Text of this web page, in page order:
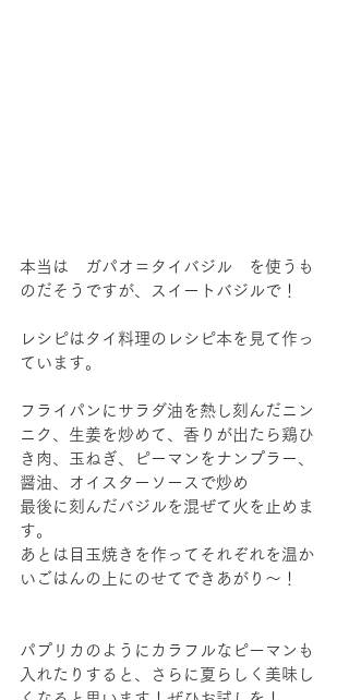
本当は　ガパオ＝タイバジル　を使うも
のだそうですが、スイートバジルで！
レシピはタイ料理のレシピ本を見て作っ
ています。
フライパンにサラダ油を熱し刻んだニン
ニク、生姜を炒めて、香りが出たら鶏ひ
き肉、玉ねぎ、ピーマンをナンプラー、
醤油、オイスターソースで炒め
最後に刻んだバジルを混ぜて火を止めま
す。
あとは目玉焼きを作ってそれぞれを温か
いごはんの上にのせてできあがり～！
パプリカのようにカラフルなピーマンも
入れたりすると、さらに夏らしく美味し